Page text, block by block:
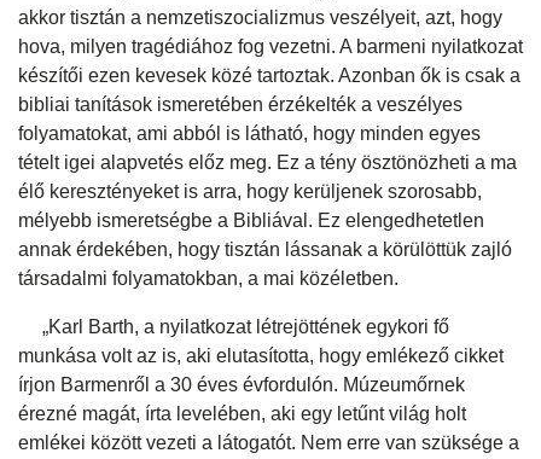
akkor tisztán a nemzetiszocializmus veszélyeit, azt, hogy
hova, milyen tragédiához fog vezetni. A barmeni nyilatkozat
készítői ezen kevesek közé tartoztak. Azonban ők is csak a
bibliai tanítások ismeretében érzékelték a veszélyes
folyamatokat, ami abból is látható, hogy minden egyes
tételt igei alapvetés előz meg. Ez a tény ösztönözheti a ma
élő keresztényeket is arra, hogy kerüljenek szorosabb,
mélyebb ismeretségbe a Bibliával. Ez elengedhetetlen
annak érdekében, hogy tisztán lássanak a körülöttük zajló
társadalmi folyamatokban, a mai közéletben.
„Karl Barth, a nyilatkozat létrejöttének egykori fő
munkása volt az is, aki elutasította, hogy emlékező cikket
írjon Barmenről a 30 éves évfordulón. Múzeumőrnek
érezné magát, írta levelében, aki egy letűnt világ holt
emlékei között vezeti a látogatót. Nem erre van szüksége a